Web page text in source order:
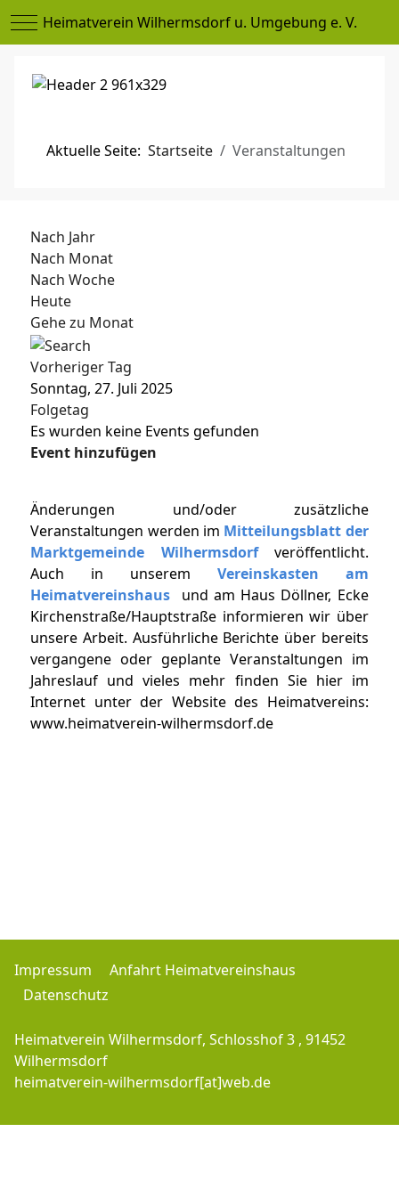
Mobile Menu Toggle
Heimatverein Wilhermsdorf u. Umgebung e. V.
Aktuelle Seite:Startseite Veranstaltungen
Nach Jahr
Nach Monat
Nach Woche
Heute
Gehe zu Monat
Vorheriger Tag
Sonntag, 27. Juli 2025
Folgetag
Es wurden keine Events gefunden
Event hinzufügen
Änderungen und/oder zusätzliche
Veranstaltungen werden im Mitteilungsblatt der
Marktgemeinde Wilhermsdorf veröffentlicht.
Auch in unserem Vereinskasten am
Heimatvereinshaus
und am Haus Döllner, Ecke
Kirchenstraße/Hauptstraße informieren wir über
unsere Arbeit. Ausführliche Berichte über bereits
vergangene oder geplante Veranstaltungen im
Jahreslauf und vieles mehr finden Sie hier im
Internet unter der Website des Heimatvereins:
www.heimatverein-wilhermsdorf.de
Impressum
Anfahrt Heimatvereinshaus
Datenschutz
Heimatverein Wilhermsdorf, Schlosshof 3 , 91452
Wilhermsdorf
heimatverein-wilhermsdorf[at]web.de